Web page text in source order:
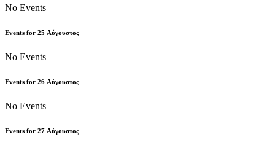
No Events
Events for 25 Αύγουστος
No Events
Events for 26 Αύγουστος
No Events
Events for 27 Αύγουστος